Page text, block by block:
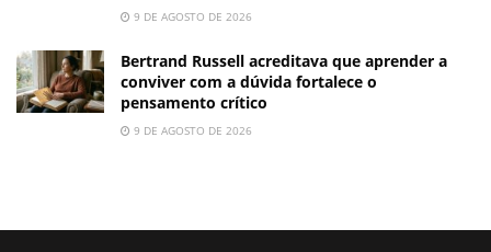
9 DE AGOSTO DE 2026
Bertrand Russell acreditava que aprender a
conviver com a dúvida fortalece o
pensamento crítico
9 DE AGOSTO DE 2026